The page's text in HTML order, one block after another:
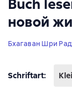
Buch
новой
Бхагаван Шри
Schriftart: